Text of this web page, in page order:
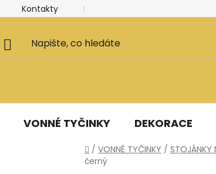
Kontakty Kancelář a ateliér
VONNÉ TYČINKY DEKORACE
Domů
/ VONNÉ TYČINKY / STOJÁNKY
černý